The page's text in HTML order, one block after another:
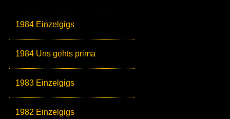
1984 Einzelgigs
1984 Uns gehts prima
1983 Einzelgigs
1982 Einzelgigs